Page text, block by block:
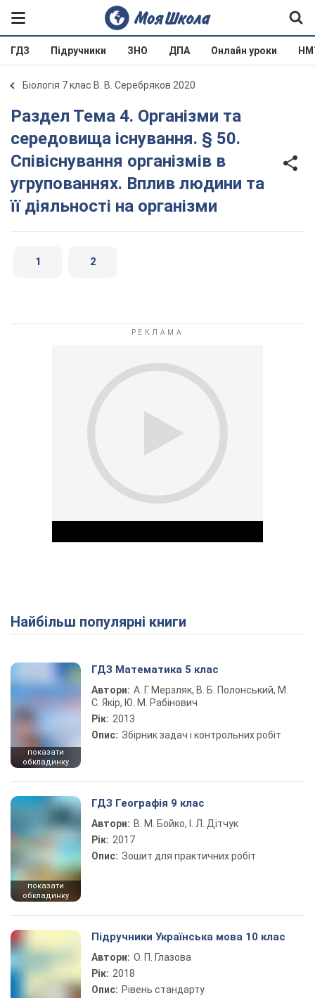
ГДЗ Підручники ЗНО ДПА Онлайн уроки
Біологія 7 клас В. В. Серебряков 2020
Раздел Тема 4. Організми та
середовища існування. § 50.
Співіснування організмів в
угрупованнях. Вплив людини та
її діяльності на організми
1 2
Play Video
Найбільш популярні книги
показати
обкладинку
ГДЗ Математика 5 клас
Автори: А. Г. Мерзляк, В. Б. Полонський, М.
С. Якір, Ю. М. Рабінович
Рік: 2013
Опис: Збірник задач і контрольних робіт
показати
обкладинку
ГДЗ Географія 9 клас
Автори: В. М. Бойко, І. Л. Дітчук
Рік: 2017
Опис: Зошит для практичних робіт
Підручники Українська мова 10 клас
Автори: О. П. Глазова
Рік: 2018
Опис: Рівень стандарту